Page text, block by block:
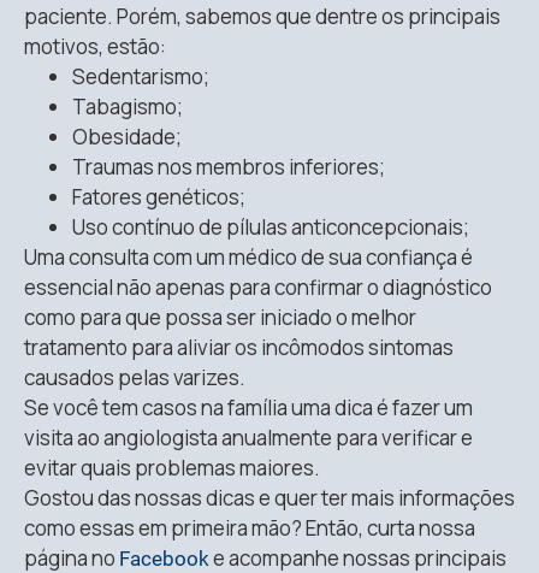
paciente. Porém, sabemos que dentre os principais
motivos, estão:
Sedentarismo;
Tabagismo;
Obesidade;
Traumas nos membros inferiores;
Fatores genéticos;
Uso contínuo de pílulas anticoncepcionais;
Uma consulta com um médico de sua confiança é
essencial não apenas para confirmar o diagnóstico
como para que possa ser iniciado o melhor
tratamento para aliviar os incômodos sintomas
causados pelas varizes.
Se você tem casos na família uma dica é fazer um
visita ao angiologista anualmente para verificar e
evitar quais problemas maiores.
Gostou das nossas dicas e quer ter mais informações
como essas em primeira mão? Então, curta nossa
página no Facebook e acompanhe nossas principais